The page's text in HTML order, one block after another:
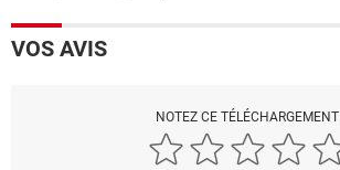
VOS AVIS
NOTEZ CE TÉLÉCHARGEMENT